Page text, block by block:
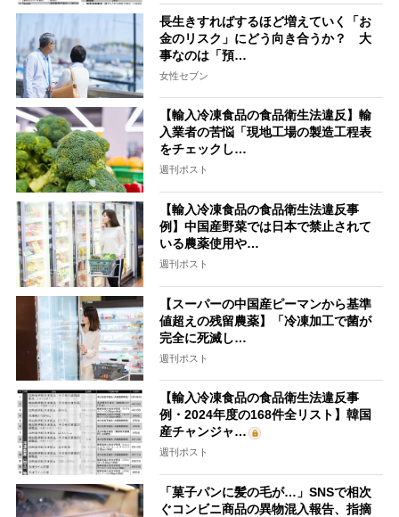
長生きすればするほど増えていく「お
金のリスク」にどう向き合うか？ 大
事なのは「預…
女性セブン
【輸入冷凍食品の食品衛生法違反】輸
入業者の苦悩「現地工場の製造工程表
をチェックし…
週刊ポスト
【輸入冷凍食品の食品衛生法違反事
例】中国産野菜では日本で禁止されて
いる農薬使用や…
週刊ポスト
【スーパーの中国産ピーマンから基準
値超えの残留農薬】「冷凍加工で菌が
完全に死滅し…
週刊ポスト
【輸入冷凍食品の食品衛生法違反事
例・2024年度の168件全リスト】韓国
産チャンジャ…
週刊ポスト
「菓子パンに髪の毛が…」SNSで相次
ぐコンビニ商品の異物混入報告、指摘